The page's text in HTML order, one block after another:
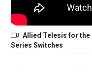
Allied Telesis for the
Series Switches